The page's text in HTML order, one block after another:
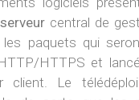
serveur central de
les paquets qui
HTTPS et
client. Le